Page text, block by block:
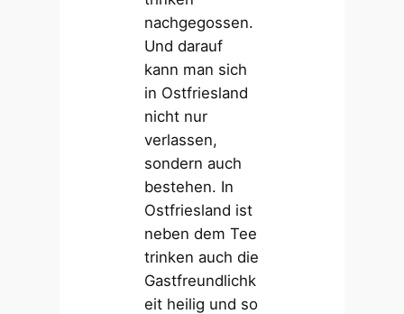
nachgegossen.
Und darauf
kann man sich
in Ostfriesland
nicht nur
verlassen,
sondern auch
bestehen. In
Ostfriesland ist
neben dem Tee
trinken auch die
Gastfreundlichk
eit heilig und so